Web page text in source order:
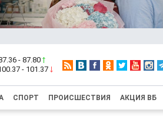
- 87.80
- 101.37
СПОРТ ПРОИСШЕСТВИЯ АКЦИЯ ВБ